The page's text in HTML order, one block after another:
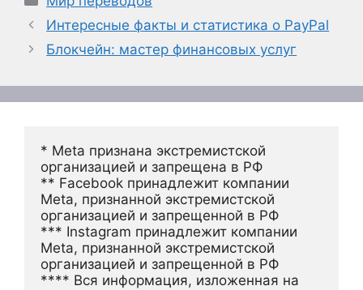
Интересные факты и статистика о PayPal
Блокчейн: мастер финансовых услуг
* Meta признана экстремистской
организацией и запрещена в РФ
** Facebook принадлежит компании
Meta, признанной экстремистской
организацией и запрещенной в РФ
*** Instagram принадлежит компании
Meta, признанной экстремистской
организацией и запрещенной в РФ
**** Вся информация, изложенная на